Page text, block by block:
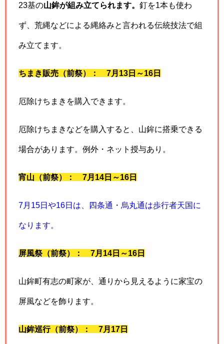
23基の山鉾が組み立てられます。 釘を1本も使わ
ず、荒縄などによる縄絡みと言われる伝統技法で組
み立てます。
ちまき販売（前祭）： 7月13日～16日
厄除けちまきを購入できます。
厄除けちまきなどを購入すると、山鉾に搭乗できる
場合があります。例外・ネット授与あり。
宵山（前祭）： 7月14日～16日
7月15日や16日は、四条通・烏丸通は歩行者天国に
なります。
屏風祭（前祭）： 7月14日～16日
山鉾町有志の町家が、通りから見えるように家宝の
屏風などを飾ります。
山鉾巡行（前祭）： 7月17日